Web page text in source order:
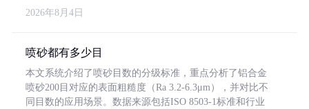
2026年8月4日
喷砂都有多少目
本文系统介绍了喷砂目数的分级标准，重点分析了铝合金
喷砂200目对应的表面粗糙度（Ra 3.2-6.3μm），并对比不
同目数的应用场景。数据来源包括ISO 8503-1标准和行业